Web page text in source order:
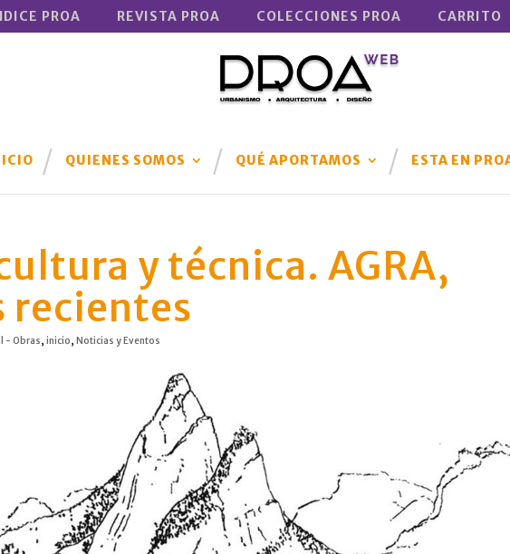
PROA REVISTA PROA COLECCIONES PROA CARRITO
QUIENES SOMOS QUÉ APORTAMOS ESTA EN
y técnica. AGRA,
recientes
- Obras, inicio, Noticias y Eventos